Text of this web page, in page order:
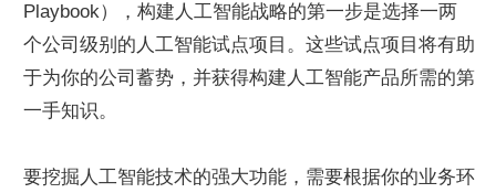
Playbook），构建人工智能战略的第一步是选择一两
个公司级别的人工智能试点项目。这些试点项目将有助
于为你的公司蓄势，并获得构建人工智能产品所需的第
一手知识。
要挖掘人工智能技术的强大功能，需要根据你的业务环